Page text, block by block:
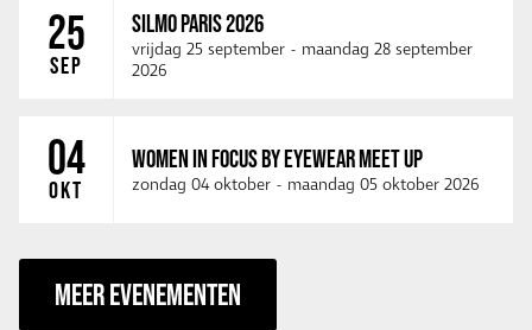
25
SEP
SILMO PARIS 2026
vrijdag 25 september - maandag 28 september
2026
04
OKT
WOMEN IN FOCUS BY EYEWEAR MEET UP
zondag 04 oktober - maandag 05 oktober 2026
MEER EVENEMENTEN